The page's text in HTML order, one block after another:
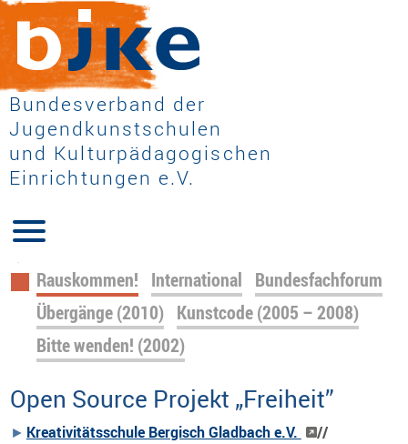
Bundesverband der
Jugendkunstschulen
und Kulturpädagogischen
Einrichtungen e.V.
Navigation
überspringen
Rauskommen! International Bundesfachforum
Übergänge (2010) Kunstcode (2005 – 2008)
Bitte wenden! (2002)
Open Source Projekt „Freiheit”
Kreativitätsschule Bergisch Gladbach e.V.
//